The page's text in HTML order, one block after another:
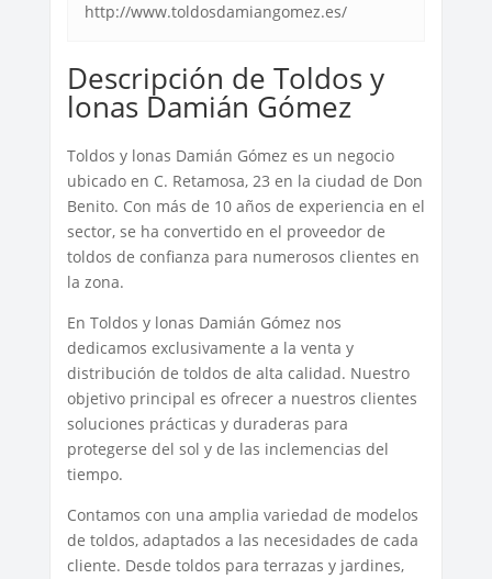
http://www.toldosdamiangomez.es/
Descripción de Toldos y
lonas Damián Gómez
Toldos y lonas Damián Gómez es un negocio
ubicado en C. Retamosa, 23 en la ciudad de Don
Benito. Con más de 10 años de experiencia en el
sector, se ha convertido en el proveedor de
toldos de confianza para numerosos clientes en
la zona.
En Toldos y lonas Damián Gómez nos
dedicamos exclusivamente a la venta y
distribución de toldos de alta calidad. Nuestro
objetivo principal es ofrecer a nuestros clientes
soluciones prácticas y duraderas para
protegerse del sol y de las inclemencias del
tiempo.
Contamos con una amplia variedad de modelos
de toldos, adaptados a las necesidades de cada
cliente. Desde toldos para terrazas y jardines,